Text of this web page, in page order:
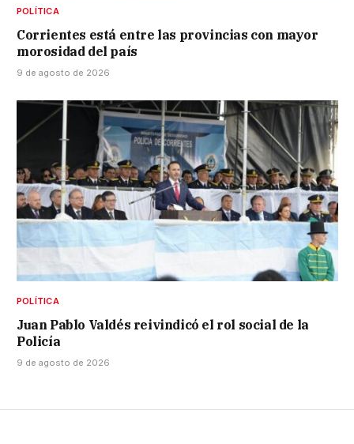
POLÍTICA
Corrientes está entre las provincias con mayor
morosidad del país
9 de agosto de 2026
POLÍTICA
Juan Pablo Valdés reivindicó el rol social de la
Policía
9 de agosto de 2026